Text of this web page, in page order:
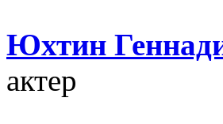
Юхтин
актер